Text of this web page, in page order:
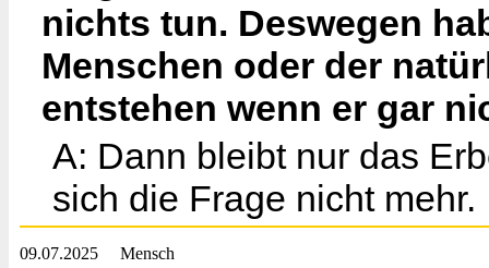
nichts tun. Deswegen
Menschen oder der
entstehen wenn er gar
A: Dann bleibt nur das
sich die Frage nicht mehr.
09.07.2025 Mensch